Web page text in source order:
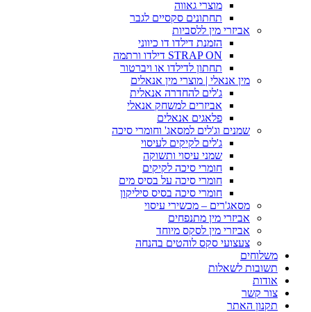
מוצרי גאווה
תחתונים סקסיים לגבר
אביזרי מין ללסביות
הזמנת דילדו דו כיווני
STRAP ON דילדו ורתמה
תחתון לדילדו או ויברטור
מין אנאלי | מוצרי מין אנאלים
ג'לים להחדרה אנאלית
אביזרים למשחק אנאלי
פלאגים אנאלים
שמנים וג'לים למסאג' וחומרי סיכה
ג'לים לקיקים לעיסוי
שמני עיסוי ותשוקה
חומרי סיכה לקיקים
חומרי סיכה על בסיס מים
חומרי סיכה בסיס סיליקון
מסאג'רים – מכשירי עיסוי
אביזרי מין מתנפחים
אביזרי מין לסקס מיוחד
צעצועי סקס לוהטים בהנחה
משלוחים
תשובות לשאלות
אודות
צור קשר
תקנון האתר